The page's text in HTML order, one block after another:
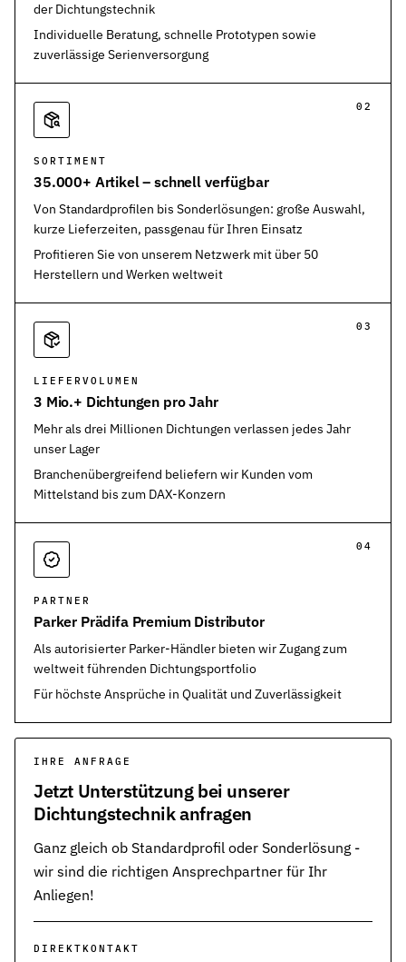
der Dichtungstechnik
Individuelle Beratung, schnelle Prototypen sowie
zuverlässige Serienversorgung
02
SORTIMENT
35.000+ Artikel – schnell verfügbar
Von Standardprofilen bis Sonderlösungen: große Auswahl,
kurze Lieferzeiten, passgenau für Ihren Einsatz
Profitieren Sie von unserem Netzwerk mit über 50
Herstellern und Werken weltweit
03
LIEFERVOLUMEN
3 Mio.+ Dichtungen pro Jahr
Mehr als drei Millionen Dichtungen verlassen jedes Jahr
unser Lager
Branchenübergreifend beliefern wir Kunden vom
Mittelstand bis zum DAX-Konzern
04
PARTNER
Parker Prädifa Premium Distributor
Als autorisierter Parker-Händler bieten wir Zugang zum
weltweit führenden Dichtungsportfolio
Für höchste Ansprüche in Qualität und Zuverlässigkeit
IHRE ANFRAGE
Jetzt Unterstützung bei unserer
Dichtungstechnik anfragen
Ganz gleich ob Standardprofil oder Sonderlösung -
wir sind die richtigen Ansprechpartner für Ihr
Anliegen!
DIREKTKONTAKT